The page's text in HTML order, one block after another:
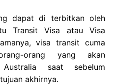
dapat di terbitkan oleh
Transit Visa atau Visa
visa transit cuma
orang yang akan
saat sebelum
akhirnya.